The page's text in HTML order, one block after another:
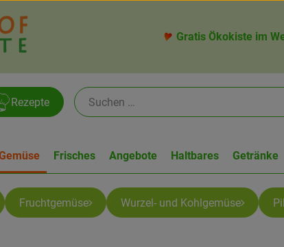
Gratis Ökokiste im
Rezepte
Frisches Angebote Haltbares Getränke
Fruchtgemüse Wurzel- und Kohlgemüse